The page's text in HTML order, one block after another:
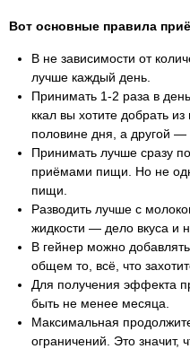
Вот основные правила
В не зависимости от
лучше каждый день.
Принимать 1-2 раза в
ккал вы хотите добрать
половине дня, а другой —
Принимать лучше сразу
приёмами пищи. Но не
пищи.
Разводить лучше с
жидкости — дело вкуса и
В гейнер можно
общем то, всё, что
Для получения эффекта
быть не менее месяца.
Максимальная
ограничений. Это значит,